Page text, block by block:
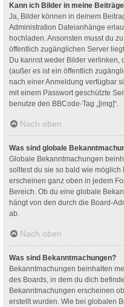
Kann ich Bilder in meine
Ja, Bilder können in deinem
Administration Dateianhänge
hochladen. Ansonsten musst du
öffentlich zugänglichen Server
Du kannst weder Bilder verlinken,
(außer es ist ein öffentlich
nach einer Anmeldung verfügbar
mit einem Passwort geschützte
benutze den BBCode-Tag „[img]“.
Nach oben
Was sind globale
Globale Bekanntmachungen
solltest du sie so bald wie
erscheinen ganz oben in jedem
Bereich. Ob du eine globale
hängt von den durch die Board-
ab.
Nach oben
Was sind Bekanntmachungen?
Bekanntmachungen beinhalten
des Boards, in dem du dich
Bekanntmachungen erscheinen
erstellt wurden. Wie bei globalen